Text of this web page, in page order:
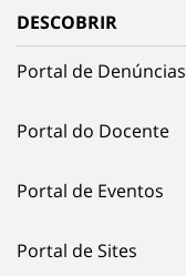
DESCOBRIR
Portal de Denúncias
Portal do Docente
Portal de Eventos
Portal de Sites